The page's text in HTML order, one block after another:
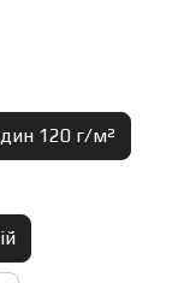
120 г/м²